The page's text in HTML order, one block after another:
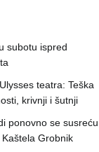
subotu ispred
teatra: Teška
krivnji i šutnji
ponovno se susreću
Grobnik